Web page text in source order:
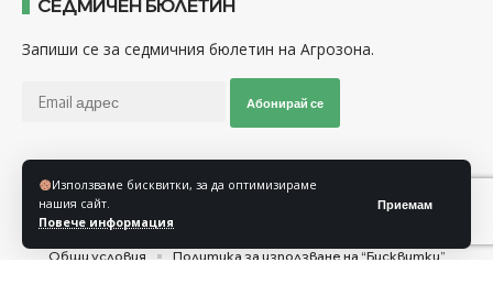
Използваме бисквитки, за да оптимизираме
нашия сайт.
Повече информация
Приемам
СЕДМИЧЕН БЮЛЕТИН
Запиши се за седмичния бюлетин на Агрозона.
Абонирай се
Последвайте ни
Общи условия
Политика за използване на “Бисквитки”